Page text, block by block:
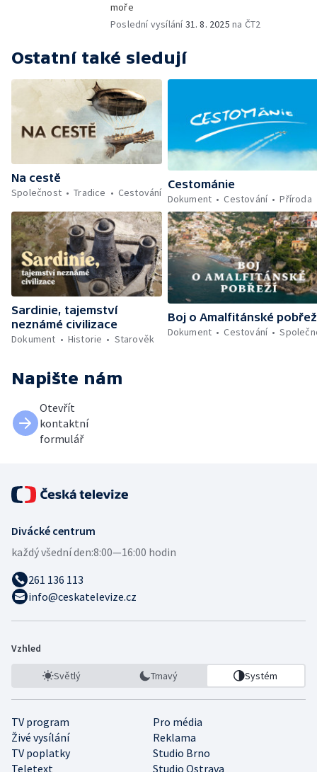
moře
Poslední vysílání31. 8. 2025 na ČT2
Ostatní také sledují
Na cestě
Společnost
Tradice Cestování
Cestománie
Dokument
Cestování Příroda
Sardinie, tajemství
neznámé civilizace
Dokument
Historie Starověk
Boj o Amalfitánské
Dokument
Cestování
Napište nám
Otevřít
kontaktní
formulář
Divácké centrum
každý všední den:8:00—16:00 hodin
261 136 113
info@ceskatelevize.cz
Vzhled
Světlý Tmavý Systém
TV program
Pro média
Živé vysílání
Reklama
TV poplatky
Studio Brno
Teletext
Studio Ostrava